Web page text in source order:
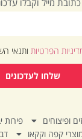
כתובת מייל וקבלו
הפרטיות ותנאי
שלחו לעדכונים
ופיצוחים
פירות
קפה וקקאו